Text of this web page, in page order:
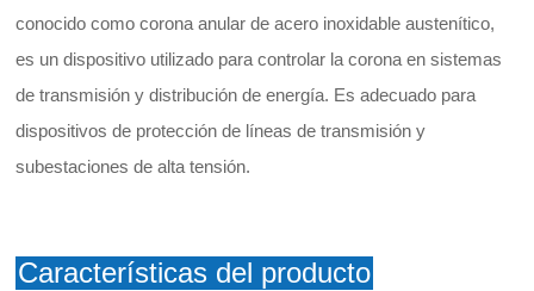
conocido como corona anular de acero inoxidable austenítico,
es un dispositivo utilizado para controlar la corona en sistemas
de transmisión y distribución de energía. Es adecuado para
dispositivos de protección de líneas de transmisión y
subestaciones de alta tensión.
Características del producto